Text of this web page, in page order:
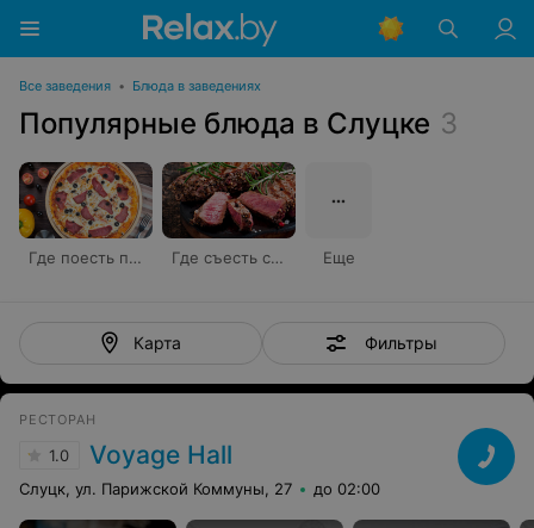
Все заведения • Блюда в заведениях
Популярные блюда в Слуцке 3
Где поесть пиццу Где съесть стейк Еще
Карта Фильтры
РЕСТОРАН
1.0 Voyage Hall
Слуцк, ул. Парижской Коммуны, 27 до 02:00